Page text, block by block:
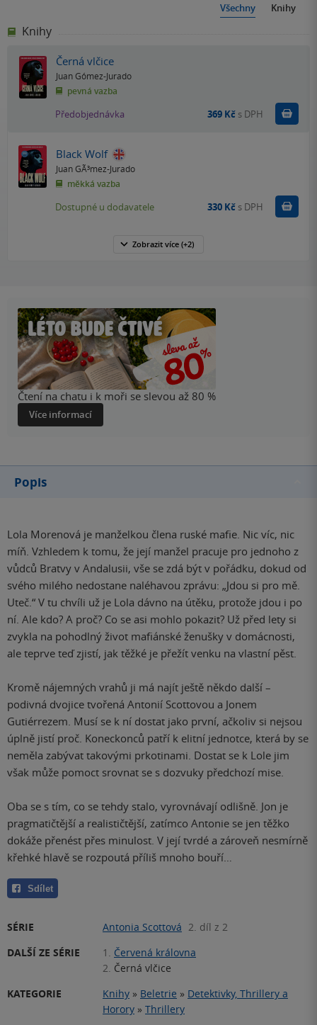
Všechny Knihy
Knihy
Černá vlčice
Juan Gómez-Jurado
pevná vazba
Předobjednávka 369 Kč s DPH
Black Wolf
Juan GÃ³mez-Jurado
měkká vazba
Dostupné u dodavatele 330 Kč s DPH
Zobrazit více (+2)
Čtení na chatu i k moři se slevou až 80 %
Více informací
Popis
Lola Morenová je manželkou člena ruské mafie. Nic víc, nic
míň. Vzhledem k tomu, že její manžel pracuje pro jednoho z
vůdců Bratvy v Andalusii, vše se zdá být v pořádku, dokud od
svého milého nedostane naléhavou zprávu: „Jdou si pro mě.
Uteč.“ V tu chvíli už je Lola dávno na útěku, protože jdou i po
ní. Ale kdo? A proč? Co se asi mohlo pokazit? Už před lety si
zvykla na pohodlný život mafiánské ženušky v domácnosti,
ale teprve teď zjistí, jak těžké je přežít venku na vlastní pěst.
Kromě nájemných vrahů ji má najít ještě někdo další –
podivná dvojice tvořená Antonií Scottovou a Jonem
Gutiérrezem. Musí se k ní dostat jako první, ačkoliv si nejsou
úplně jistí proč. Koneckonců patří k elitní jednotce, která by se
neměla zabývat takovými prkotinami. Dostat se k Lole jim
však může pomoct srovnat se s dozvuky předchozí mise.
Oba se s tím, co se tehdy stalo, vyrovnávají odlišně. Jon je
pragmatičtější a realističtější, zatímco Antonie se jen těžko
dokáže přenést přes minulost. V její tvrdé a zároveň nesmírně
křehké hlavě se rozpoutá příliš mnoho bouří…
Sdílet
SÉRIE Antonia Scottová 2. díl z 2
DALŠÍ ZE SÉRIE
1. Červená královna
2. Černá vlčice
KATEGORIE
Knihy » Beletrie » Detektivky, Thrillery a
Horory » Thrillery